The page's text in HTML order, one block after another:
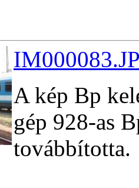
A kép Bp
gép 928-as
továbbította.